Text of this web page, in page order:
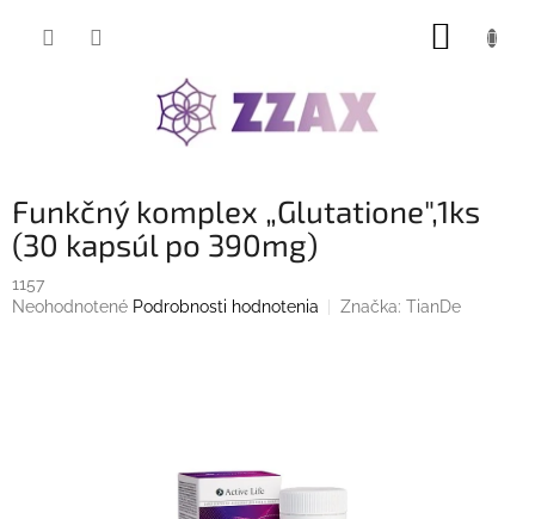
Funkčný komplex „Glutatione",1ks
(30 kapsúl po 390mg)
1157
Priemerné
Neohodnotené Podrobnosti hodnotenia Značka: TianDe